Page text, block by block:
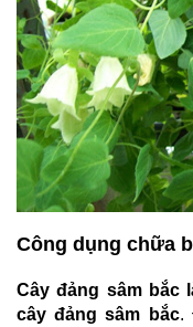
Công dụng chữa
Cây đảng sâm bắc
cây đảng sâm bắc.